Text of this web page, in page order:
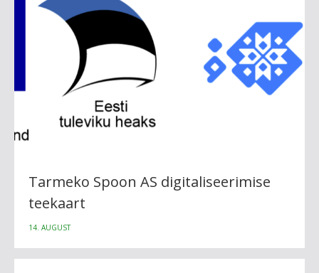
Tarmeko Spoon AS digitaliseerimise
teekaart
14. AUGUST